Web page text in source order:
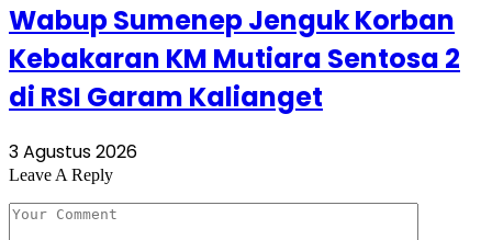
Wabup Sumenep Jenguk Korban
Kebakaran KM Mutiara Sentosa 2
di RSI Garam Kalianget
3 Agustus 2026
Leave A Reply